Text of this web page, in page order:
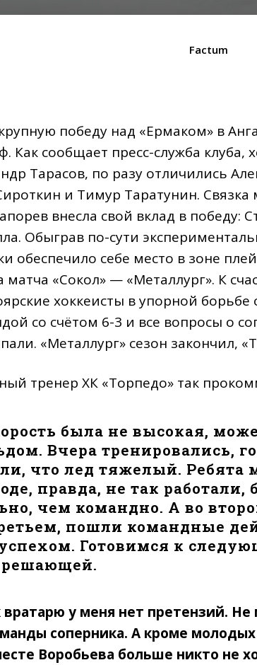
Factum
победу над «Ермаком» в
Как сообщает пресс-служба клуба,
Тарасов, по разу отличились
и Тимур Таратунин. Связка
внесла свой вклад в победу:
Обыграв по-сути
обеспечило себе место в зоне
матча «Сокол» — «Металлург». К
хоккеисты в упорной
со счётом 6-3 и все вопросы о
«Металлург» сезон закончил,
тренер ХК «Торпедо» так
была не высокая,
Вчера тренировались,
что лед тяжелый. Ребята
правда, не так работали,
чем командно. А во
пошли командные
Готовимся к
решающей.
вратарю у меня нет претензий.
соперника. А кроме молодых
Воробьева больше никто не